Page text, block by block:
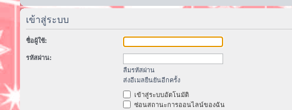
เข้าสู่ระบบ
ชื่อผู้ใช้:
รหัสผ่าน:
ลืมรหัสผ่าน
ส่งอีเมลยืนยันอีกครั้ง
เข้าสู่ระบบอัตโนมัติ
ซ่อนสถานะการออนไลน์ของฉัน